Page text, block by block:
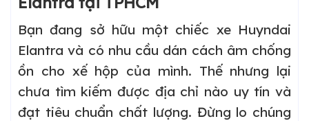
Bạn đang sở hữu một chiếc xe Huyndai
Elantra và có nhu cầu dán cách âm chống
ồn cho xế hộp của mình. Thế nhưng lại
chưa tìm kiếm được địa chỉ nào uy tín và
đạt tiêu chuẩn chất lượng. Đừng lo chúng